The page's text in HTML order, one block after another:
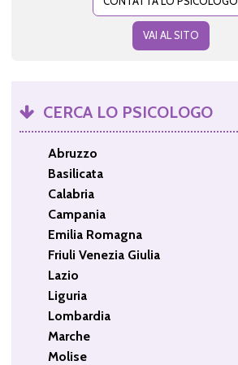
VAI AL SITO
CERCA LO PSICOLOGO
Abruzzo
Basilicata
Calabria
Campania
Emilia Romagna
Friuli Venezia Giulia
Lazio
Liguria
Lombardia
Marche
Molise